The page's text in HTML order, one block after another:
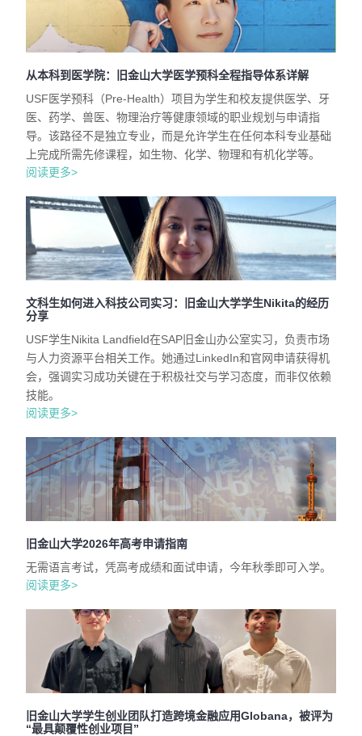
从本科到医学院：旧金山大学医学预科全程指导体系详解
USF医学预科（Pre-Health）项目为学生和校友提供医学、牙
医、药学、兽医、物理治疗等健康领域的职业规划与申请指
导。该路径不是独立专业，而是允许学生在任何本科专业基础
上完成所需先修课程，如生物、化学、物理和有机化学等。
阅读更多>
文科生如何进入科技公司实习：旧金山大学学生Nikita的经历
分享
USF学生Nikita Landfield在SAP旧金山办公室实习，负责市场
与人力资源平台相关工作。她通过LinkedIn和官网申请获得机
会，强调实习成功关键在于积极社交与学习态度，而非仅依赖
技能。
阅读更多>
旧金山大学2026年高考申请指南
无需语言考试，凭高考成绩和面试申请，今年秋季即可入学。
阅读更多>
旧金山大学学生创业团队打造跨境金融应用Globana，被评为
“最具颠覆性创业项目”